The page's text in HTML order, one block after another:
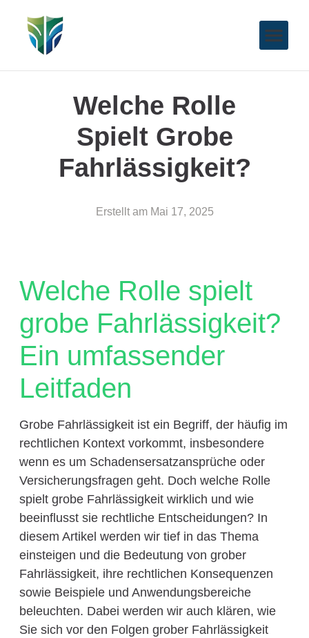
Welche Rolle
Spielt Grobe
Fahrlässigkeit?
Erstellt am Mai 17, 2025
Welche Rolle spielt
grobe Fahrlässigkeit?
Ein umfassender
Leitfaden
Grobe Fahrlässigkeit ist ein Begriff, der häufig im
rechtlichen Kontext vorkommt, insbesondere
wenn es um Schadensersatzansprüche oder
Versicherungsfragen geht. Doch welche Rolle
spielt grobe Fahrlässigkeit wirklich und wie
beeinflusst sie rechtliche Entscheidungen? In
diesem Artikel werden wir tief in das Thema
einsteigen und die Bedeutung von grober
Fahrlässigkeit, ihre rechtlichen Konsequenzen
sowie Beispiele und Anwendungsbereiche
beleuchten. Dabei werden wir auch klären, wie
Sie sich vor den Folgen grober Fahrlässigkeit